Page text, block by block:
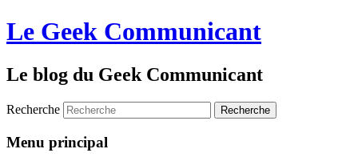
Le Geek Communicant
Le blog du Geek Communicant
Recherche
Menu principal